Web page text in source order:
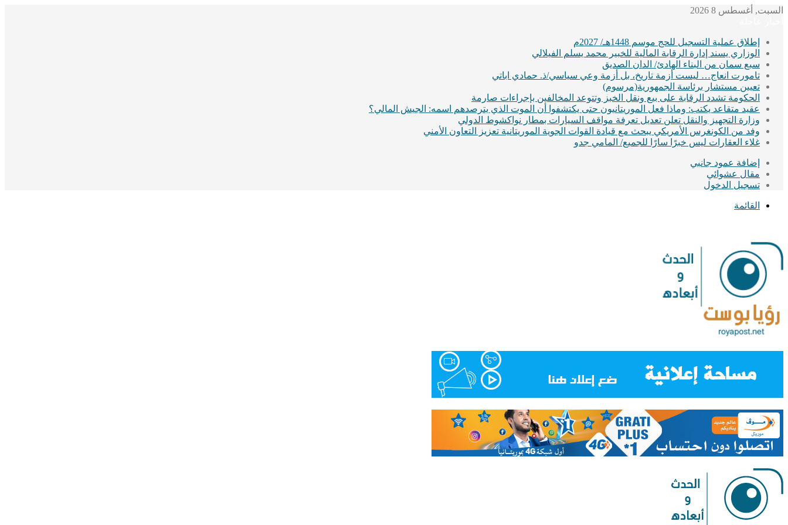
السبت, أغسطس 8 2026
إطلاق عملية التسجيل للحج موسم 1448هـ/ 2027م
الوزاري يسند إدارة الرقابة المالية للخبير محمد يسلم الفيلالي
سبع سمان من البناء الهادئ/ الدان الصديق
تامورت انعاج… ليست أزمة تاريخ، بل أزمة وعي سياسي/ذ. حمادي اباتي
تعيين مستشار برئاسة الجمهورية(مرسوم)
الحكومة تشدد الرقابة على بيع ونقل الخبز وتتوعد المخالفين بإجراءات صارمة
عقيد متقاعد يكتب: وماذا فعل الموريتانيون حتى يكتشفوا أن الموت الذي يترصدهم اسمه: الجيش المالي؟
وزارة التجهيز والنقل تعلن تعديل تعرفة مواقف السيارات بمطار نواكشوط الدولي
وفد من الكونغرس الأمريكي يبحث مع قيادة القوات الجوية الموريتانية تعزيز التعاون الأمني
غلاء العقارات ليس خبرًا سارًا للجميع/ المامي جدو
إضافة عمود جانبي
مقال عشوائي
تسجيل الدخول
القائمة